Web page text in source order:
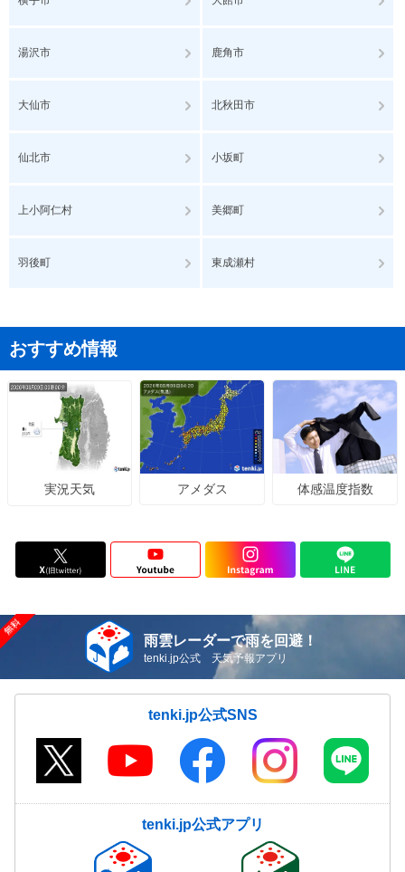
湯沢市 鹿角市
大仙市 北秋田市
仙北市 小坂町
上小阿仁村 美郷町
羽後町 東成瀬村
おすすめ情報
実況天気 アメダス 体感温度指数
雨雲レーダーで雨を回避！
tenki.jp公式 天気予報アプリ
tenki.jp公式SNS
tenki.jp公式アプリ